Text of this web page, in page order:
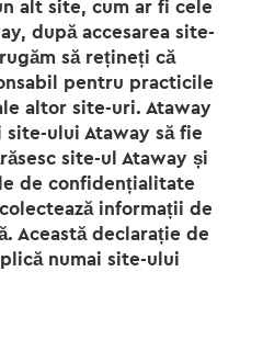
alt site, cum ar fi cele
după accesarea site-
să rețineți că
pentru practicile
altor site-uri. Ataway
ului Ataway să fie
site-ul Ataway și
de confidențialitate
informații de
Această declarație de
numai site-ului